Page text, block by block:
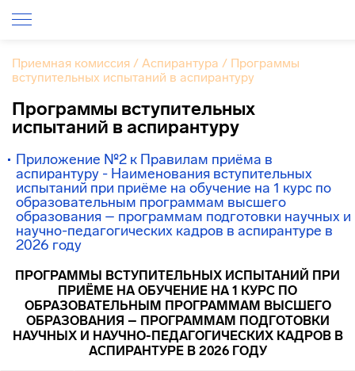
Приемная комиссия / Аспирантура / Программы
вступительных испытаний в аспирантуру
Программы вступительных
испытаний в аспирантуру
Приложение №2 к Правилам приёма в
аспирантуру - Наименования вступительных
испытаний при приёме на обучение на 1 курс по
образовательным программам высшего
образования – программам подготовки научных и
научно-педагогических кадров в аспирантуре в
2026 году
ПРОГРАММЫ ВСТУПИТЕЛЬНЫХ ИСПЫТАНИЙ ПРИ
ПРИЁМЕ НА ОБУЧЕНИЕ НА 1 КУРС ПО
ОБРАЗОВАТЕЛЬНЫМ ПРОГРАММАМ ВЫСШЕГО
ОБРАЗОВАНИЯ – ПРОГРАММАМ ПОДГОТОВКИ
НАУЧНЫХ И НАУЧНО-ПЕДАГОГИЧЕСКИХ КАДРОВ В
АСПИРАНТУРЕ В 2026 ГОДУ